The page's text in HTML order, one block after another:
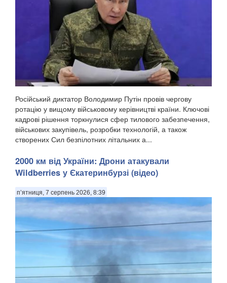
Російський диктатор Володимир Путін провів чергову
ротацію у вищому військовому керівництві країни. Ключові
кадрові рішення торкнулися сфер тилового забезпечення,
військових закупівель, розробки технологій, а також
створених Сил безпілотних літальних а...
2000 км від України: Дрони атакували
Wildberries у Єкатеринбурзі (відео)
п’ятниця, 7 серпень 2026, 8:39